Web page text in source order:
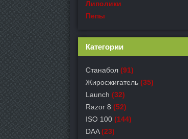
Липолики
Пепы
Категории
Станабол (91)
Жиросжигатель (35)
Launch (32)
Razor 8 (52)
ISO 100 (144)
DAA (23)